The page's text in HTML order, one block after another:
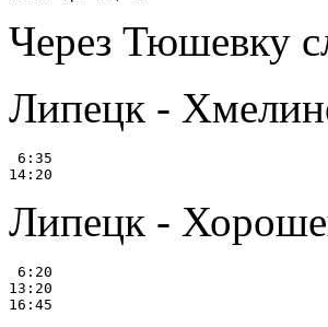
Через Тюшевку
Липецк -
6:35
Липецк -
6:20
13:20